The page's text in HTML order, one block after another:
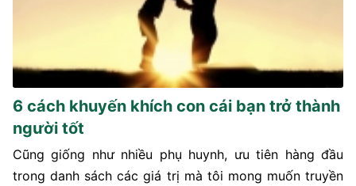
6 cách khuyến khích con cái bạn trở thành
người tốt
Cũng giống như nhiều phụ huynh, ưu tiên hàng đầu
trong danh sách các giá trị mà tôi mong muốn truyền